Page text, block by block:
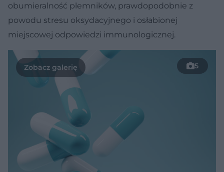
obumieralność plemników, prawdopodobnie z
powodu stresu oksydacyjnego i osłabionej
miejscowej odpowiedzi immunologicznej.
5